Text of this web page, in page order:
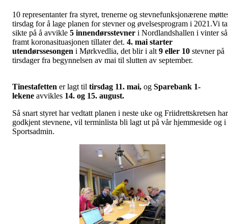
10 representanter fra styret, trenerne og stevnefunksjonærene
tirsdag for å lage planen for stevner og øvelsesprogram i 2021.Vi
sikte på å avvikle 5 innendørsstevner i Nordlandshallen i vinter så
framt koronasituasjonen tillater det. 4. mai starter
utendørssesongen i Mørkvedlia, det blir i alt 9 eller 10 stevner på
tirsdager fra begynnelsen av mai til slutten av september.
Tinestafetten er lagt til tirsdag 11. mai, og Sparebank 1-
lekene avvikles 14. og 15. august.
Så snart styret har vedtatt planen i neste uke og Friidrettskretsen har
godkjent stevnene, vil terminlista bli lagt ut på vår hjemmeside og i
Sportsadmin.